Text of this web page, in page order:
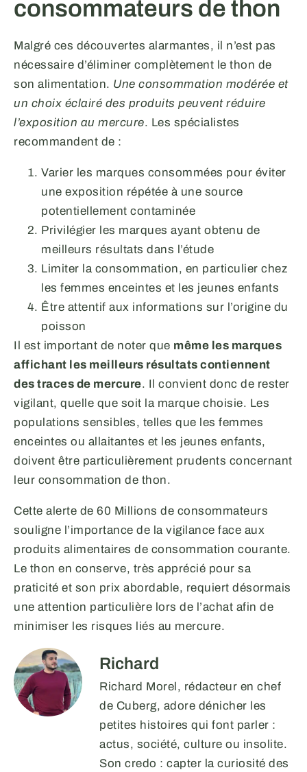
consommateurs de thon
Malgré ces découvertes alarmantes, il n’est pas
nécessaire d’éliminer complètement le thon de
son alimentation. Une consommation modérée et
un choix éclairé des produits peuvent réduire
l’exposition au mercure. Les spécialistes
recommandent de :
Varier les marques consommées pour éviter
une exposition répétée à une source
potentiellement contaminée
Privilégier les marques ayant obtenu de
meilleurs résultats dans l’étude
Limiter la consommation, en particulier chez
les femmes enceintes et les jeunes enfants
Être attentif aux informations sur l’origine du
poisson
Il est important de noter que même les marques
affichant les meilleurs résultats contiennent
des traces de mercure. Il convient donc de rester
vigilant, quelle que soit la marque choisie. Les
populations sensibles, telles que les femmes
enceintes ou allaitantes et les jeunes enfants,
doivent être particulièrement prudents concernant
leur consommation de thon.
Cette alerte de 60 Millions de consommateurs
souligne l’importance de la vigilance face aux
produits alimentaires de consommation courante.
Le thon en conserve, très apprécié pour sa
praticité et son prix abordable, requiert désormais
une attention particulière lors de l’achat afin de
minimiser les risques liés au mercure.
Richard
Richard Morel, rédacteur en chef
de Cuberg, adore dénicher les
petites histoires qui font parler :
actus, société, culture ou insolite.
Son credo : capter la curiosité des